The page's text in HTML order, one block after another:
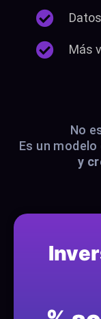
Más
No
Es un
y